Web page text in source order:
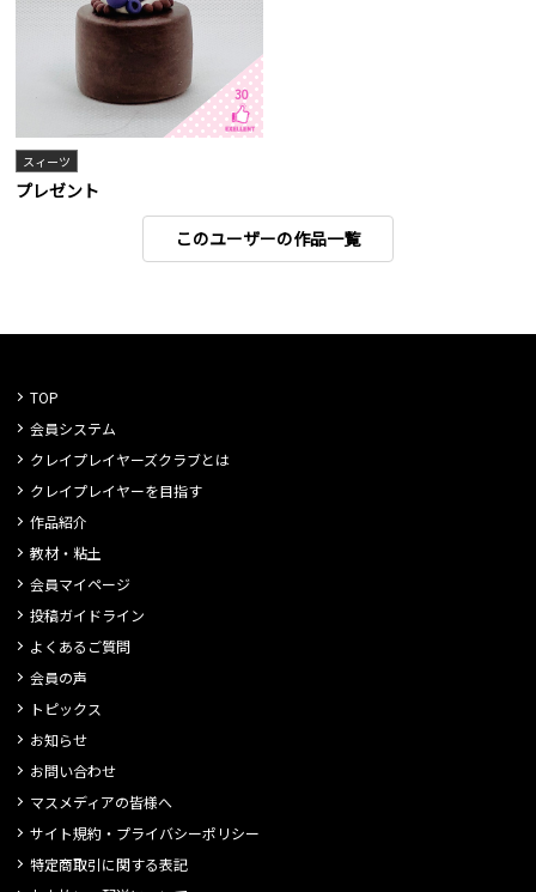
30
スィーツ
プレゼント
このユーザーの作品一覧
TOP
会員システム
クレイプレイヤーズクラブとは
クレイプレイヤーを目指す
作品紹介
教材・粘土
会員マイページ
投稿ガイドライン
よくあるご質問
会員の声
トピックス
お知らせ
お問い合わせ
マスメディアの皆様へ
サイト規約・プライバシーポリシー
特定商取引に関する表記